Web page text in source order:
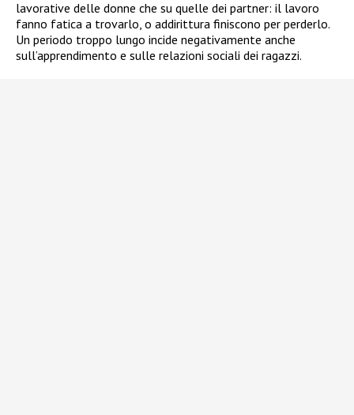
lavorative delle donne che su quelle dei partner: il lavoro
fanno fatica a trovarlo, o addirittura finiscono per perderlo.
Un periodo troppo lungo incide negativamente anche
sull’apprendimento e sulle relazioni sociali dei ragazzi.